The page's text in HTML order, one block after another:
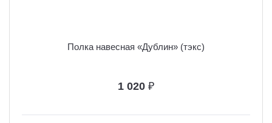
Полка навесная «Дублин» (тэкс)
1 020 ₽